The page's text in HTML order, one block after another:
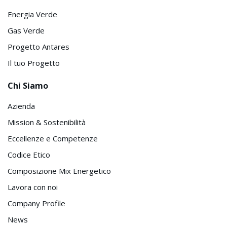
Energia Verde
Gas Verde
Progetto Antares
Il tuo Progetto
Chi Siamo
Azienda
Mission & Sostenibilità
Eccellenze e Competenze
Codice Etico
Composizione Mix Energetico
Lavora con noi
Company Profile
News